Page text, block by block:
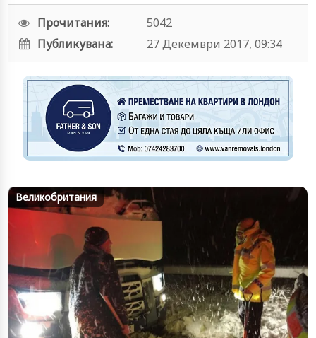
Прочитания:
5042
Публикувана:
27 Декември 2017, 09:34
Великобритания